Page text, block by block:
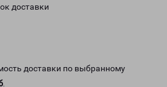
доставки
доставки по выбранному
.